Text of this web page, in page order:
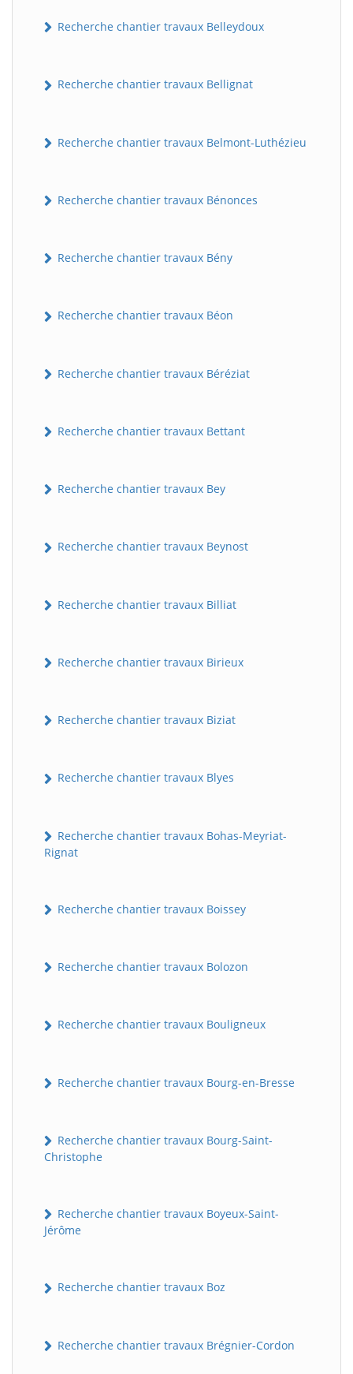
Recherche chantier travaux Belleydoux
Recherche chantier travaux Bellignat
Recherche chantier travaux Belmont-Luthézieu
Recherche chantier travaux Bénonces
Recherche chantier travaux Bény
Recherche chantier travaux Béon
Recherche chantier travaux Béréziat
Recherche chantier travaux Bettant
Recherche chantier travaux Bey
Recherche chantier travaux Beynost
Recherche chantier travaux Billiat
Recherche chantier travaux Birieux
Recherche chantier travaux Biziat
Recherche chantier travaux Blyes
Recherche chantier travaux Bohas-Meyriat-
Rignat
Recherche chantier travaux Boissey
Recherche chantier travaux Bolozon
Recherche chantier travaux Bouligneux
Recherche chantier travaux Bourg-en-Bresse
Recherche chantier travaux Bourg-Saint-
Christophe
Recherche chantier travaux Boyeux-Saint-
Jérôme
Recherche chantier travaux Boz
Recherche chantier travaux Brégnier-Cordon